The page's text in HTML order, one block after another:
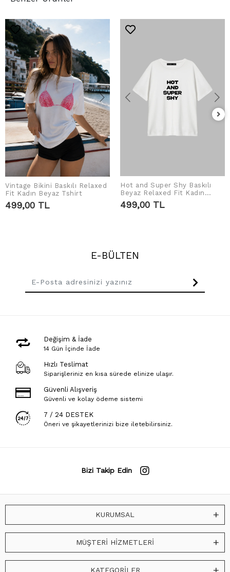
SEPETE EKLE
Vintage Bikini Baskılı Relaxed
Fit Kadın Beyaz Tshirt
499,00 TL
SEPETE EKLE
Hot and Super Shy Baskılı
Beyaz Relaxed Fit Kadın
Tshirt
499,00 TL
E-BÜLTEN
Değişim & İade
14 Gün İçinde İade
Hızlı Teslimat
Siparişleriniz en kısa sürede elinize ulaşır.
Güvenli Alışveriş
Güvenli ve kolay ödeme sistemi
7 / 24 DESTEK
Öneri ve şikayetlerinizi bize iletebilirsiniz.
Bizi Takip Edin
KURUMSAL
MÜŞTERİ HİZMETLERİ
KATEGORİLER